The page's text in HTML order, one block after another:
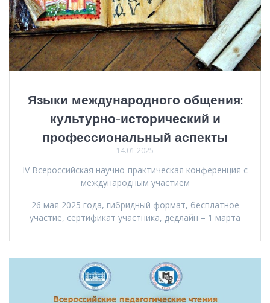
Языки международного общения:
культурно-исторический и
профессиональный аспекты
14.01.2025
IV Всероссийская научно-практическая конференция с
международным участием
26 мая 2025 года, гибридный формат, бесплатное
участие, сертификат участника, дедлайн – 1 марта